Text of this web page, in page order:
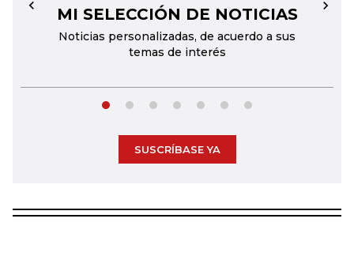
MI SELECCIÓN DE NOTICIAS
Noticias personalizadas, de acuerdo a sus
temas de interés
← →
SUSCRÍBASE YA